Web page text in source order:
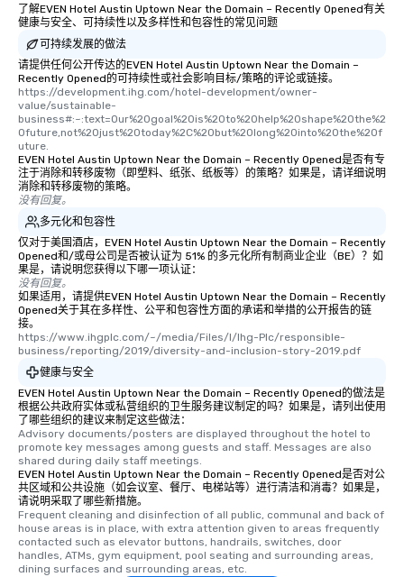
了解EVEN Hotel Austin Uptown Near the Domain – Recently Opened有关
健康与安全、可持续性以及多样性和包容性的常见问题
可持续发展的做法
请提供任何公开传达的EVEN Hotel Austin Uptown Near the Domain –
Recently Opened的可持续性或社会影响目标/策略的评论或链接。
https://development.ihg.com/hotel-development/owner-
value/sustainable-
business#:~:text=Our%20goal%20is%20to%20help%20shape%20the%2
0future,not%20just%20today%2C%20but%20long%20into%20the%20f
uture.
EVEN Hotel Austin Uptown Near the Domain – Recently Opened是否有专
注于消除和转移废物（即塑料、纸张、纸板等）的策略？如果是，请详细说明
消除和转移废物的策略。
没有回复。
多元化和包容性
仅对于美国酒店，EVEN Hotel Austin Uptown Near the Domain – Recently
Opened和/或母公司是否被认证为 51% 的多元化所有制商业企业（BE）？如
果是，请说明您获得以下哪一项认证：
没有回复。
如果适用，请提供EVEN Hotel Austin Uptown Near the Domain – Recently
Opened关于其在多样性、公平和包容性方面的承诺和举措的公开报告的链
接。
https://www.ihgplc.com/~/media/Files/I/Ihg-Plc/responsible-
business/reporting/2019/diversity-and-inclusion-story-2019.pdf
健康与安全
EVEN Hotel Austin Uptown Near the Domain – Recently Opened的做法是
根据公共政府实体或私营组织的卫生服务建议制定的吗？如果是，请列出使用
了哪些组织的建议来制定这些做法：
Advisory documents/posters are displayed throughout the hotel to
promote key messages among guests and staff. Messages are also
shared during daily staff meetings.
EVEN Hotel Austin Uptown Near the Domain – Recently Opened是否对公
共区域和公共设施（如会议室、餐厅、电梯站等）进行清洁和消毒？如果是，
请说明采取了哪些新措施。
Frequent cleaning and disinfection of all public, communal and back of
house areas is in place, with extra attention given to areas frequently
contacted such as elevator buttons, handrails, switches, door
handles, ATMs, gym equipment, pool seating and surrounding areas,
dining surfaces and surrounding areas, etc.